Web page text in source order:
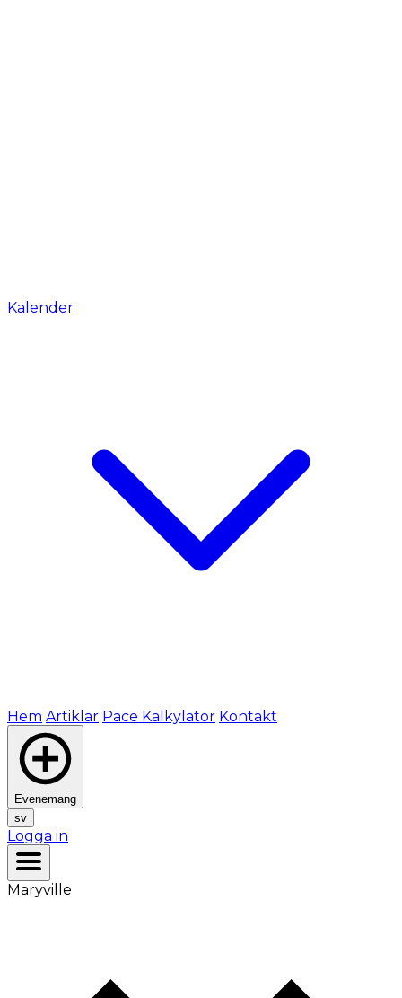
Kalender
Hem Artiklar Pace Kalkylator Kontakt
Evenemang
sv
Logga in
Maryville